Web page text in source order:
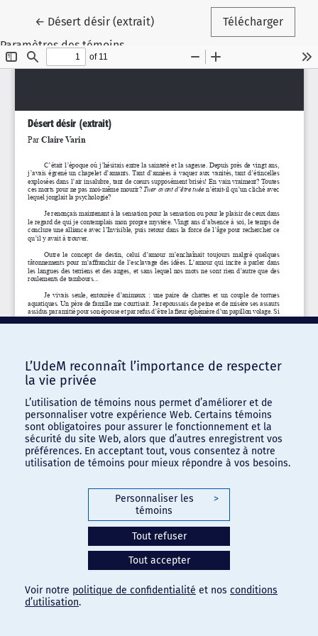
← Retourner aux renseignements sur l'article
Désert désir (extrait)
Télécharger
Paramètres des témoins
L’UdeM reconnaît l’importance de respecter
la vie privée
L’utilisation de témoins nous permet d’améliorer et de
personnaliser votre expérience Web. Certains témoins
sont obligatoires pour assurer le fonctionnement et la
sécurité du site Web, alors que d’autres enregistrent vos
préférences. En acceptant tout, vous consentez à notre
utilisation de témoins pour mieux répondre à vos besoins.
Personnaliser les
témoins
>
Tout refuser
Tout accepter
Voir notre politique de confidentialité et nos conditions
d’utilisation.